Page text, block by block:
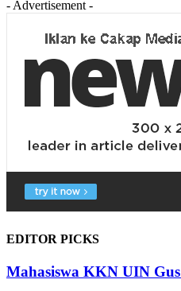
- Advertisement -
EDITOR PICKS
Mahasiswa KKN UIN